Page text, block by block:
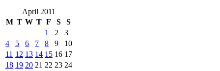
April 2011
M T W T F S
S
1
2
3
4
5 6 7 8 9
10
11 12 13 14 15 16 17
18 19 20 21 22 23 24